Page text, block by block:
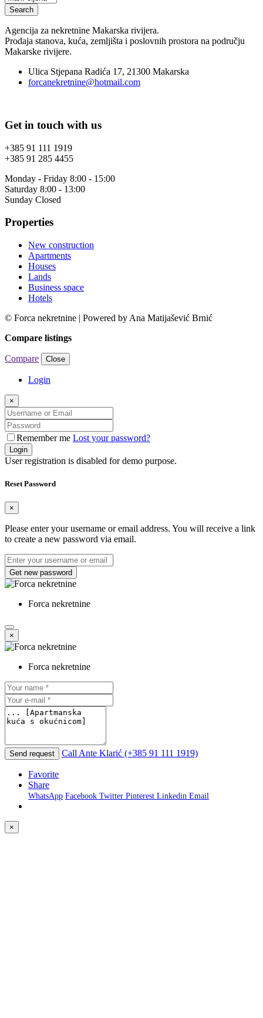
Search
Agencija za nekretnine Makarska rivijera.
Prodaja stanova, kuća, zemljišta i poslovnih prostora na području
Makarske rivijere.
Ulica Stjepana Radića 17, 21300 Makarska
forcanekretnine@hotmail.com
Get in touch with us
+385 91 111 1919
+385 91 285 4455
Monday - Friday 8:00 - 15:00
Saturday 8:00 - 13:00
Sunday Closed
Properties
New construction
Apartments
Houses
Lands
Business space
Hotels
© Forca nekretnine | Powered by Ana Matijašević Brnić
Compare listings
Compare Close
Login
×
Remember me Lost your password?
Login
User registration is disabled for demo purpose.
Reset Password
×
Please enter your username or email address. You will receive a link
to create a new password via email.
Get new password
Forca nekretnine
×
Forca nekretnine
Send request CallAnte Klarić (+385 91 111 1919)
Favorite
Share
WhatsApp Facebook Twitter Pinterest Linkedin Email
×